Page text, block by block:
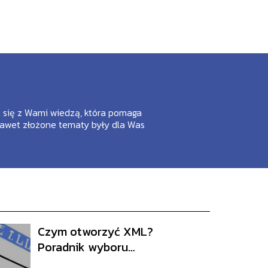
z Wami wiedzą, która pomaga
złożone tematy były dla Was
Czym otworzyć XML?
Poradnik wyboru